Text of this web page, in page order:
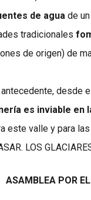
de agua de
tradicionales
de origen) de
desde
es inviable en
este valle y para las
LOS
ASAMBLEA POR